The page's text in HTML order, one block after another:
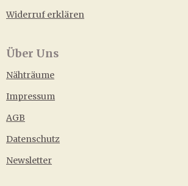
Widerruf erklären
Über Uns
Nähträume
Impressum
AGB
Datenschutz
Newsletter